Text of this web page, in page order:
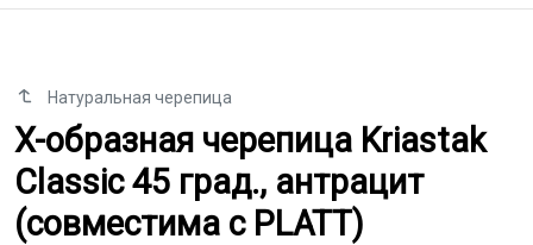
Натуральная черепица
X-образная черепица Kriastak
X-образная черепица Kriastak
Classic 45 град., антрацит
(совместима с PLATT)